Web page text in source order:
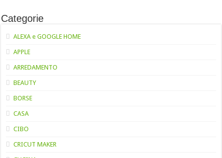
Categorie
ALEXA e GOOGLE HOME
APPLE
ARREDAMENTO
BEAUTY
BORSE
CASA
CIBO
CRICUT MAKER